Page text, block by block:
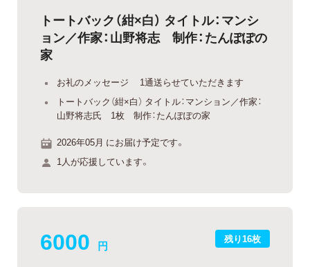
トートバック（紺×白） タイトル：マンシ
ョン／作家：山野将志 制作：たんぽぽの
家
お礼のメッセージ 1通送らせていただきます
トートバック（紺×白） タイトル：マンション／作家：
山野将志氏 1枚 制作：たんぽぽの家
2026年05月 にお届け予定です。
1人が応援しています。
残り16枚
6000 円